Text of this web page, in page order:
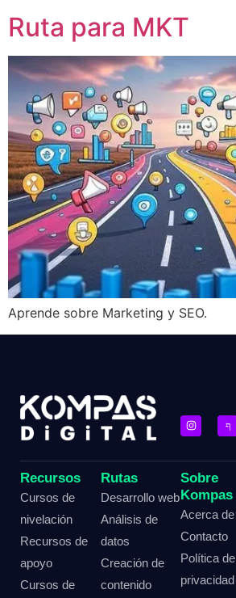
Ruta para MKT
Aprende sobre Marketing y SEO.
Recursos
Cursos de
nivelación
Recursos de
apoyo
Cursos de
Rutas
Desarrollo web
Análisis de
datos
Creación de
contenido
Sobre
Kompas
Acerca de
Contacto
Política de
privacidad